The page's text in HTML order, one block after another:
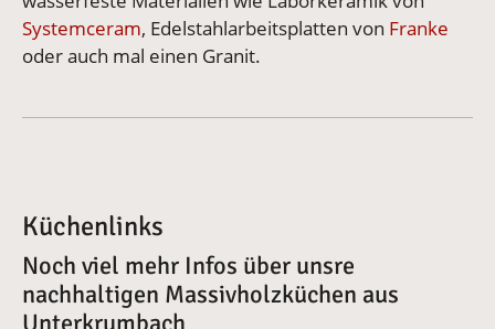
Systemceram, Edelstahlarbeitsplatten von Franke
oder auch mal einen Granit.
Küchenlinks
Noch viel mehr Infos über unsre
nachhaltigen Massivholzküchen aus